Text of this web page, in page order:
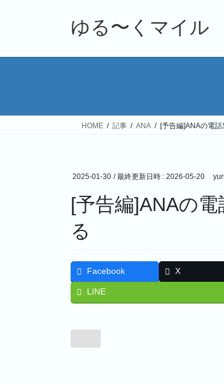
ゆる〜くマイル
HOME 記事 ANA [予告編]ANAの電
2025-01-30 / 最終更新日時 : 2026-05-20
[予告編]ANAの
る
Facebook X
LINE